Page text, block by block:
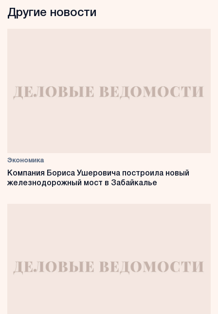
Другие новости
Экономика
Компания Бориса Ушеровича построила новый
железнодорожный мост в Забайкалье